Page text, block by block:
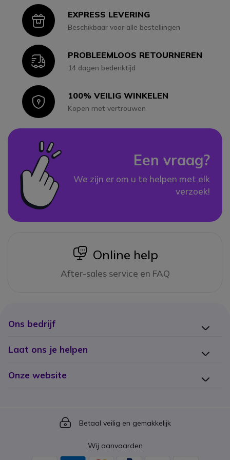
IconEXPRESS LEVERING
Beschikbaar voor alle bestellingen
IconPROBLEEMLOOS RETOURNEREN
14 dagen bedenktijd
Icon100% VEILIG WINKELEN
Kopen met vertrouwen
Een vraag?
We zijn er om u te helpen met elk
verzoek!
icon
Online help
After-sales service en FAQ
Ons bedrijf
Laat ons je helpen
Onze website
Icon
Betaal veilig en gemakkelijk
Wij aanvaarden